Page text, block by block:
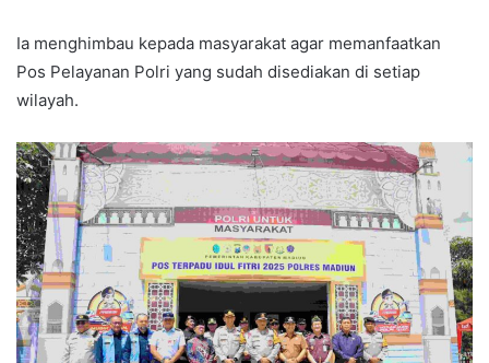
Ia menghimbau kepada masyarakat agar memanfaatkan
Pos Pelayanan Polri yang sudah disediakan di setiap
wilayah.